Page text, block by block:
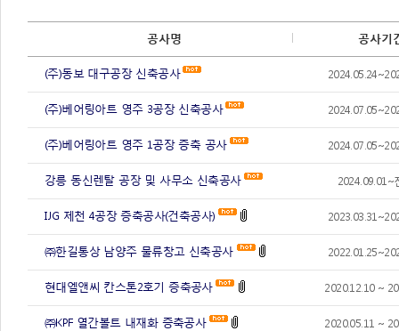
공사명 공사기
(주)동보 대구공장 신축공사
(주)베어링아트 영주 3공장 신축공사
(주)베어링아트 영주 1공장 증축 공사
강릉 동신렌탈 공장 및 사무소 신축공사 2024.09.01~
IJG 제천 4공장 증축공사(건축공사)
㈜한길통상 남양주 물류창고 신축공사
현대엘앤씨 칸스톤2호기 증축공사 2020.12.10 ~
㈜KPF 열간볼트 내재화 증축공사 2020.05.11 ~